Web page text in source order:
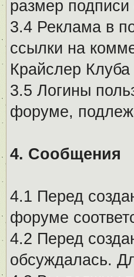
размер
3.4 Реклама в
ссылки на
Крайслер Клуба
3.5 Логины
форуме,
4. Сообщения
4.1 Перед
форуме
4.2 Перед
обсуждалась.